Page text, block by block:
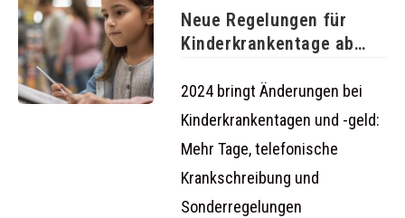
Neue Regelungen für
Kinderkrankentage ab
2024 bringt Änderungen bei
Kinderkrankentagen und -geld:
Mehr Tage, telefonische
Krankschreibung und
Sonderregelungen